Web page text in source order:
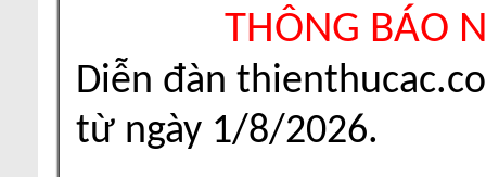
THÔNG BÁO
Diễn đàn
từ ngày 1/8/2026.